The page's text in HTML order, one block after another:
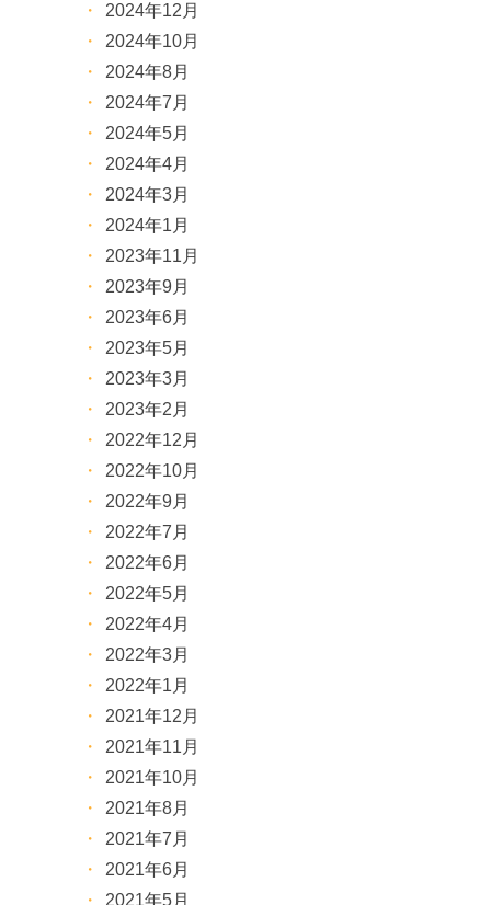
2024年12月
2024年10月
2024年8月
2024年7月
2024年5月
2024年4月
2024年3月
2024年1月
2023年11月
2023年9月
2023年6月
2023年5月
2023年3月
2023年2月
2022年12月
2022年10月
2022年9月
2022年7月
2022年6月
2022年5月
2022年4月
2022年3月
2022年1月
2021年12月
2021年11月
2021年10月
2021年8月
2021年7月
2021年6月
2021年5月